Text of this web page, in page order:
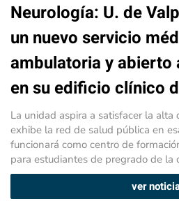
Neurología: U. de
un nuevo servicio
ambulatoria y abierto
en su edificio clínico
La unidad aspira a satisfacer la
exhibe la red de salud pública en
funcionará como centro de
para estudiantes de pregrado de la
ver